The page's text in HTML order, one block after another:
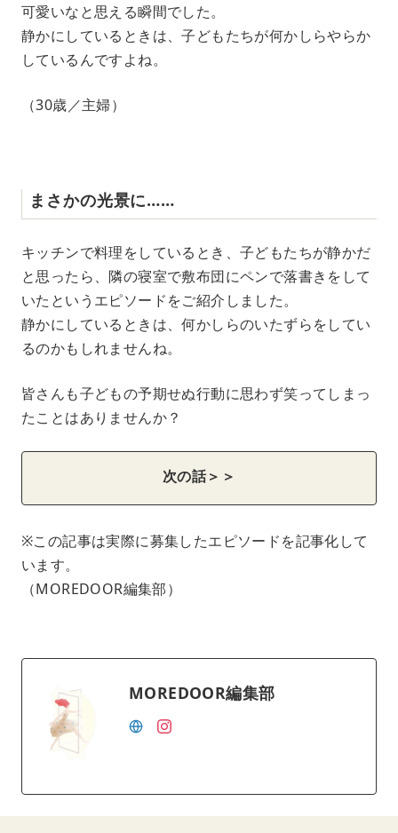
可愛いなと思える瞬間でした。
静かにしているときは、子どもたちが何かしらやらか
しているんですよね。
（30歳／主婦）
まさかの光景に……
キッチンで料理をしているとき、子どもたちが静かだ
と思ったら、隣の寝室で敷布団にペンで落書きをして
いたというエピソードをご紹介しました。
静かにしているときは、何かしらのいたずらをしてい
るのかもしれませんね。
皆さんも子どもの予期せぬ行動に思わず笑ってしまっ
たことはありませんか？
次の話＞＞
※この記事は実際に募集したエピソードを記事化して
います。
（MOREDOOR編集部）
MOREDOOR編集部